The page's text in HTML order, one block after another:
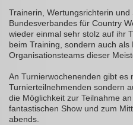
Trainerin, Wertungsrichterin und
Bundesverbandes für Country
wieder einmal sehr stolz auf ihr
beim Training, sondern auch
Organisationsteams dieser
An Turnierwochenenden gibt es
Turnierteilnehmenden sondern
die Möglichkeit zur Teilnahme
fantastischen Show und zum
abends.